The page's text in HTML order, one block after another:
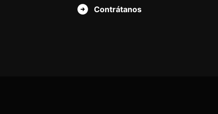
Contrátanos